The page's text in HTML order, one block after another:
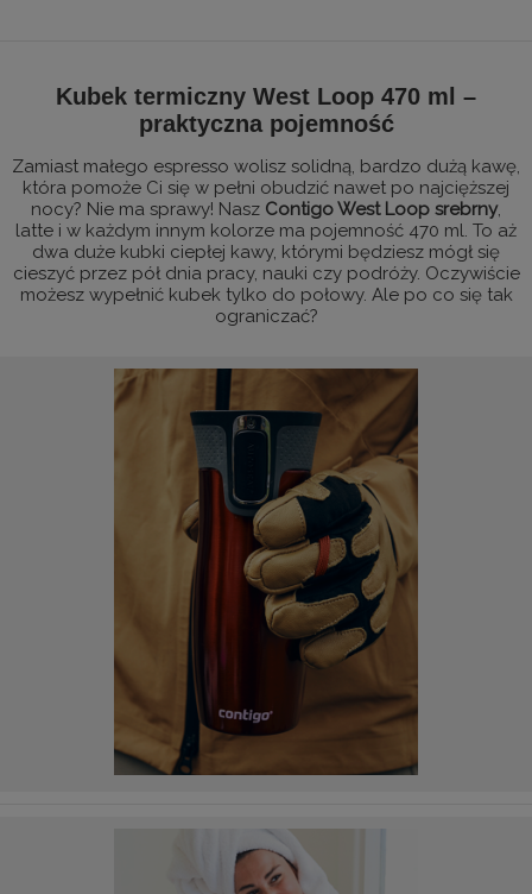
Kubek termiczny West Loop 470 ml –
praktyczna pojemność
Zamiast małego espresso wolisz solidną, bardzo dużą kawę,
która pomoże Ci się w pełni obudzić nawet po najcięższej
nocy? Nie ma sprawy! Nasz Contigo West Loop srebrny,
latte i w każdym innym kolorze ma pojemność 470 ml. To aż
dwa duże kubki ciepłej kawy, którymi będziesz mógł się
cieszyć przez pół dnia pracy, nauki czy podróży. Oczywiście
możesz wypełnić kubek tylko do połowy. Ale po co się tak
ograniczać?